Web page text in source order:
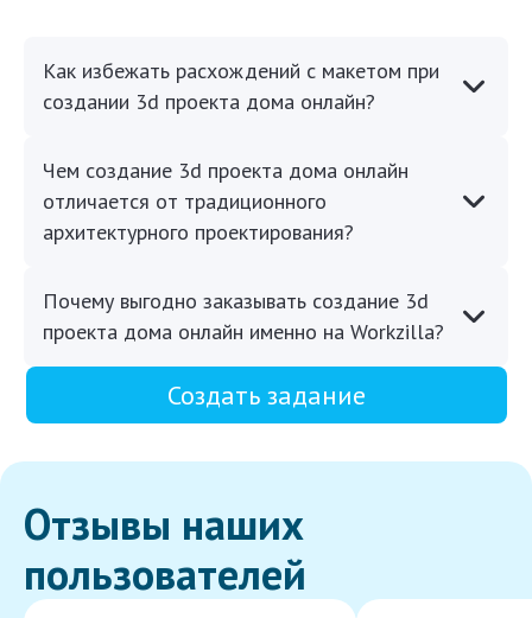
Как избежать расхождений с макетом при
создании 3d проекта дома онлайн?
Чем создание 3d проекта дома онлайн
отличается от традиционного
архитектурного проектирования?
Почему выгодно заказывать создание 3d
проекта дома онлайн именно на Workzilla?
Создать задание
Отзывы наших
пользователей